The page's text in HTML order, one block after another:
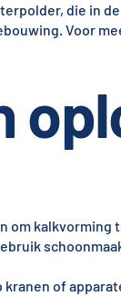
die in
Voor
om kalkvorming
of